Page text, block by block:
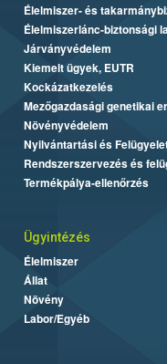
Élelmiszer- és
Élelmiszerlánc-biztonsági
Járványvédelem
Kiemelt ügyek, EUTR
Kockázatkezelés
Mezőgazdasági genetikai
Növényvédelem
Nyilvántartási és
Rendszerszervezés és
Termékpálya-ellenőrzés
Ügyintézés
Élelmiszer
Állat
Növény
Labor/Egyéb